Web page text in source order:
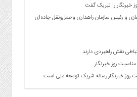
خبرنگار را تبریک گفت
و رئیس سازمان راهداری وحمل‌ونقل جاده‌ای
نقش راهبردی دارند
روز خبرنگار
روز خبرنگار:رسانه شریک توسعه ملی است